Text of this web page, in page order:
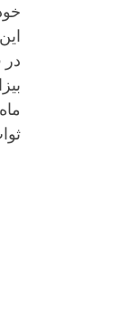
در